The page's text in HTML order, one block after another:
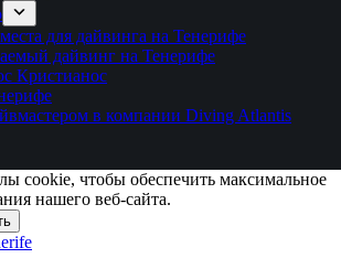
для дайвинга на Тенерифе
дайвинг на Тенерифе
Кристианос
в компании Diving Atlantis
cookie, чтобы обеспечить максимальное
нашего веб-сайта.